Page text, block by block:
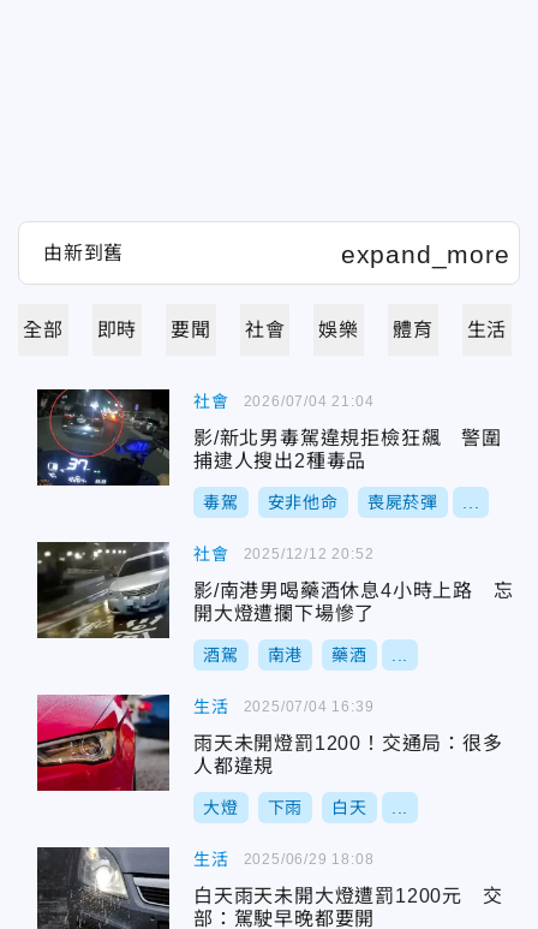
全部 即時 要聞 社會 娛樂 體育 生活
社會
影/新北男毒駕違規拒檢狂飆 警圍
捕逮人搜出2種毒品
毒駕 安非他命 喪屍菸彈
2026/07/04 21:04
社會
影/南港男喝藥酒休息4小時上路 忘
開大燈遭攔下場慘了
酒駕 南港 藥酒
2025/12/12 20:52
生活
雨天未開燈罰1200！交通局：很多
人都違規
大燈 下雨 白天
2025/07/04 16:39
生活
白天雨天未開大燈遭罰1200元 交
部：駕駛早晚都要開
2025/06/29 18:08